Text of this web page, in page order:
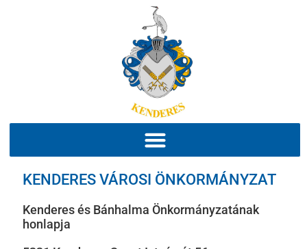
KENDERES VÁROSI ÖNKORMÁNYZAT
Kenderes és Bánhalma Önkormányzatának
honlapja